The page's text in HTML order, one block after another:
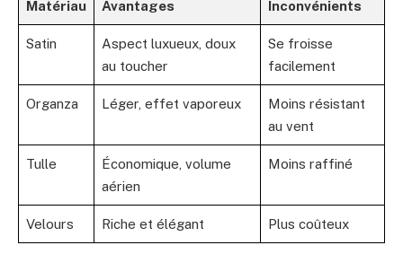
Matériau Avantages Inconvénients
Satin
Aspect luxueux, doux
au toucher
Se froisse
facilement
Organza Léger, effet vaporeux
Moins résistant
au vent
Tulle
Économique, volume
aérien
Moins raffiné
Velours Riche et élégant Plus coûteux